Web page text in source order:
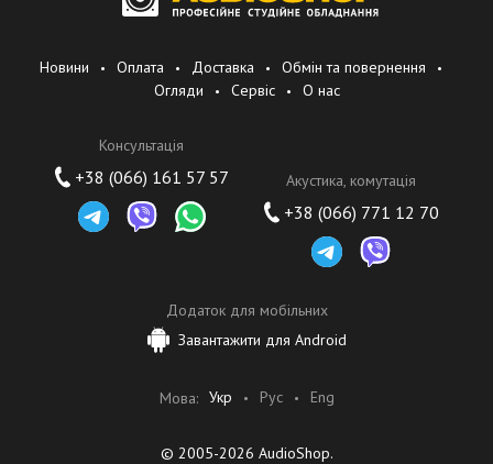
Новини Оплата Доставка
Обмін та повернення
Огляди
Сервіс О нас
Консультація
+38 (066) 161 57 57 Акустика, комутація
+38 (066) 771 12 70
Додаток для мобільних
Завантажити для Android
Мова: Укр Рус Eng
© 2005-2026 AudioShop.